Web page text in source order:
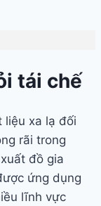
tái chế
liệu xa lạ đối
rãi trong
đồ gia
ứng dụng
lĩnh vực